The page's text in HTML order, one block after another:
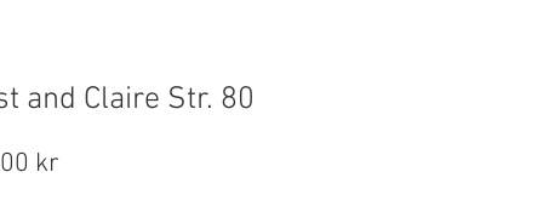
and Claire Str. 80
kr